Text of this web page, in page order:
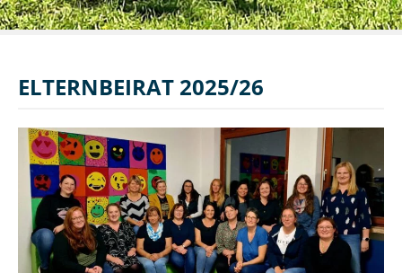
ELTERNBEIRAT 2025/26